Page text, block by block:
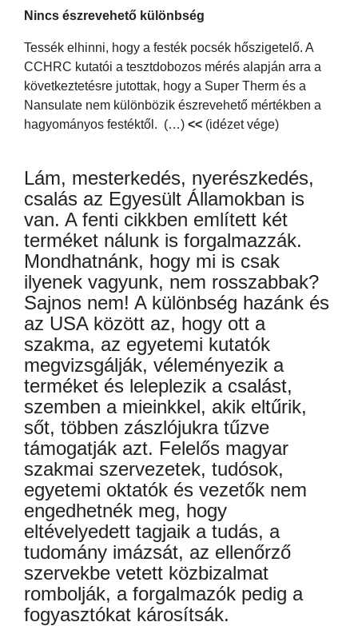
Nincs észrevehető különbség
Tessék elhinni, hogy a festék pocsék hőszigetelő. A
CCHRC kutatói a tesztdobozos mérés alapján arra a
következtetésre jutottak, hogy a Super Therm és a
Nansulate nem különbözik észrevehető mértékben a
hagyományos festéktől. (…) << (idézet vége)
Lám, mesterkedés, nyerészkedés,
csalás az Egyesült Államokban is
van. A fenti cikkben említett két
terméket nálunk is forgalmazzák.
Mondhatnánk, hogy mi is csak
ilyenek vagyunk, nem rosszabbak?
Sajnos nem! A különbség hazánk és
az USA között az, hogy ott a
szakma, az egyetemi kutatók
megvizsgálják, véleményezik a
terméket és leleplezik a csalást,
szemben a mieinkkel, akik eltűrik,
sőt, többen zászlójukra tűzve
támogatják azt. Felelős magyar
szakmai szervezetek, tudósok,
egyetemi oktatók és vezetők nem
engedhetnék meg, hogy
eltévelyedett tagjaik a tudás, a
tudomány imázsát, az ellenőrző
szervekbe vetett közbizalmat
rombolják, a forgalmazók pedig a
fogyasztókat károsítsák.